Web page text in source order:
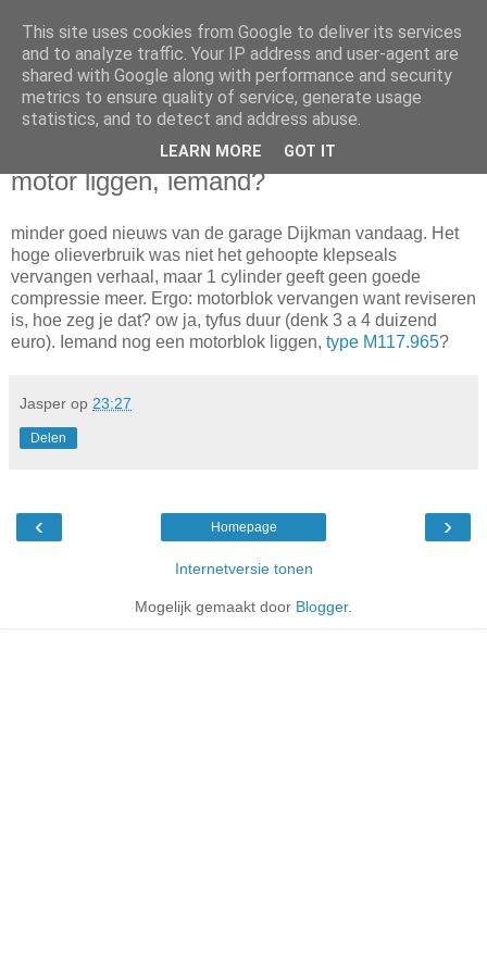
Da_Blog
You don't put a bumpersticker on a Bentley
donderdag, april 12, 2012
motor liggen, iemand?
minder goed nieuws van de garage Dijkman vandaag. Het
hoge olieverbruik was niet het gehoopte klepseals
vervangen verhaal, maar 1 cylinder geeft geen goede
compressie meer. Ergo: motorblok vervangen want reviseren
is, hoe zeg je dat? ow ja, tyfus duur (denk 3 a 4 duizend
euro). Iemand nog een motorblok liggen, type M117.965?
Jasper op 23:27
Delen
‹ ›
Homepage
Internetversie tonen
Mogelijk gemaakt door Blogger.
This site uses cookies from Google to deliver its services
and to analyze traffic. Your IP address and user-agent are
shared with Google along with performance and security
metrics to ensure quality of service, generate usage
statistics, and to detect and address abuse.
LEARN MORE GOT IT